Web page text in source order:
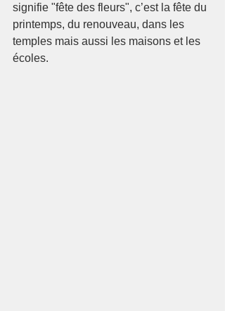
signifie "fête des fleurs", c’est la fête du
printemps, du renouveau, dans les
temples mais aussi les maisons et les
écoles.